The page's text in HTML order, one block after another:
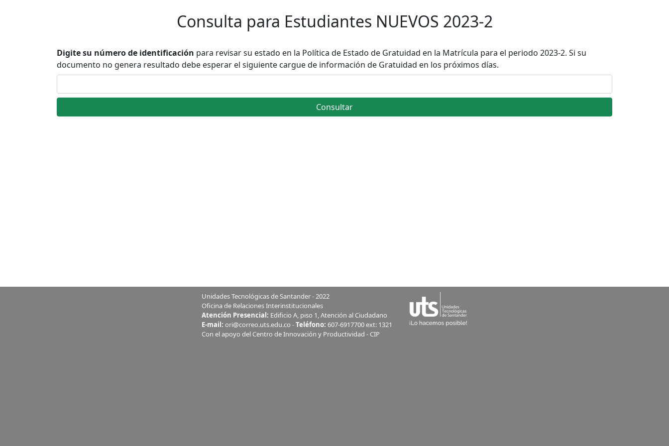
Consulta para Estudiantes NUEVOS 2023-2
Digite su número de identificación para revisar su estado en la Política de Estado de Gratuidad en la Matrícula para el periodo 2023-2. Si su
documento no genera resultado debe esperar el siguiente cargue de información de Gratuidad en los próximos días.
Unidades Tecnológicas de Santander - 2022
Oficina de Relaciones Interinstitucionales
Atención Presencial: Edificio A, piso 1, Atención al Ciudadano
E-mail: ori@correo.uts.edu.co -Teléfono: 607-6917700 ext: 1321
Con el apoyo del Centro de Innovación y Productividad - CIP